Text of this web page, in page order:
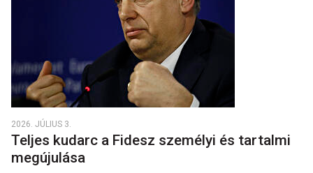
2026. JÚLIUS 3.
Teljes kudarc a Fidesz személyi és tartalmi
megújulása